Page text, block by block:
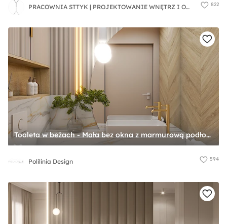
PRACOWNIA STTYK | PROJEKTOWANIE WNĘTRZ I OGRODÓW na terenie całej Polski oraz za granicą 822
Toaleta w beżach - Mała bez okna z marmurową podłogą łazienka, styl nowoczesny - zdjęcie od Polilinia Design
Polilinia Design 594